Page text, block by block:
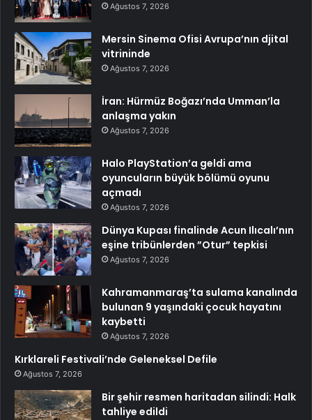
Ağustos 7, 2026
Mersin Sinema Ofisi Avrupa’nın djital
vitrininde
Ağustos 7, 2026
İran: Hürmüz Boğazı’nda Umman’la
anlaşma yakın
Ağustos 7, 2026
Halo PlayStation’a geldi ama
oyuncuların büyük bölümü oyunu
açmadı
Ağustos 7, 2026
Dünya Kupası finalinde Acun Ilıcalı’nın
eşine tribünlerden ”Otur” tepkisi
Ağustos 7, 2026
Kahramanmaraş’ta sulama kanalında
bulunan 9 yaşındaki çocuk hayatını
kaybetti
Ağustos 7, 2026
Kırklareli Festivali’nde Geleneksel Defile
Ağustos 7, 2026
Bir şehir resmen haritadan silindi: Halk
tahliye edildi